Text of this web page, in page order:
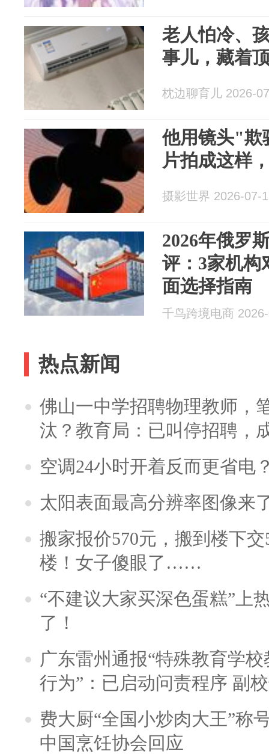
老人怕冷、
事儿，藏着
枕边聊育儿 2026-
他用镜头"欺
片拍成这样
摄影世界 2026-07-
2026年俄罗
评：3家机构
面选择指南
千鸟跨境电商
热点新闻
佛山一中学招聘物理教师，
汰？教育局：已叫停招聘，
空调24小时开着反而更省电
太阳表面最高分辨率图像来
搬家报价570元，搬到楼下
楼！女子傻眼了……
“不建议大家买深色蛋糕”上
了！
广东雷州通报“特殊教育学
行为”：已启动问责程序 副
费大厨“全国小炒肉大王”称
中国烹饪协会回应